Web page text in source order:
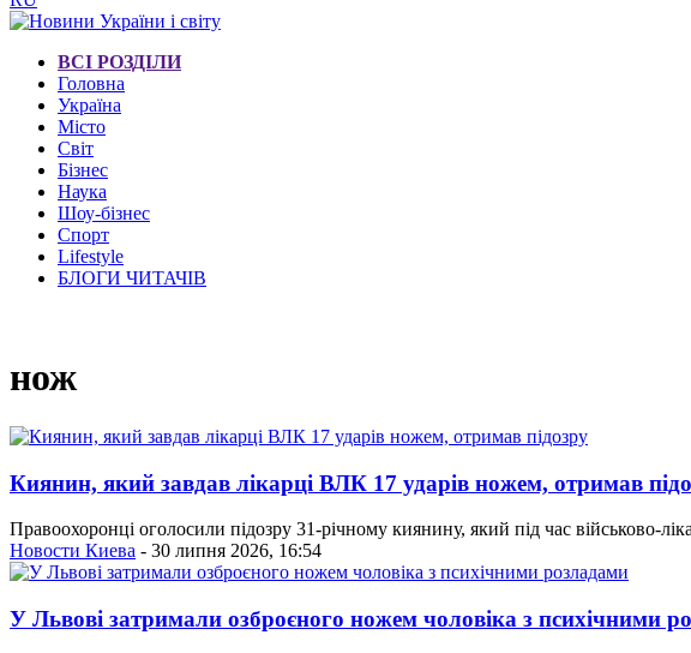
ВСІ РОЗДІЛИ
Головна
Україна
Місто
Світ
Бізнес
Наука
Шоу-бізнес
Спорт
Lifestyle
БЛОГИ ЧИТАЧІВ
нож
Киянин, який завдав лікарці ВЛК 17 ударів ножем, отримав
Правоохоронці оголосили підозру 31-річному киянину, який під час військово-
Новости Киева - 30 липня 2026, 16:54
У Львові затримали озброєного ножем чоловіка з психічними